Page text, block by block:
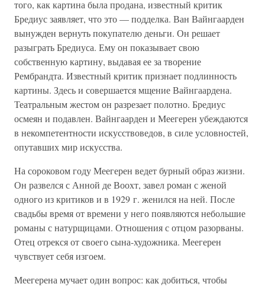
того, как картина была продана, известный критик
Бредиус заявляет, что это — подделка. Ван Вайнгаарден
вынужден вернуть покупателю деньги. Он решает
разыграть Бредиуса. Ему он показывает свою
собственную картину, выдавая ее за творение
Рембрандта. Известный критик признает подлинность
картины. Здесь и совершается мщение Вайнгаардена.
Театральным жестом он разрезает полотно. Бредиус
осмеян и подавлен. Вайнгаарден и Меегерен убеждаются
в некомпетентности искусствоведов, в силе условностей,
опутавших мир искусства.
На сороковом году Меегерен ведет бурный образ жизни.
Он развелся с Анной де Воохт, завел роман с женой
одного из критиков и в 1929 г. женился на ней. После
свадьбы время от времени у него появляются небольшие
романы с натурщицами. Отношения с отцом разорваны.
Отец отрекся от своего сына-художника. Меегерен
чувствует себя изгоем.
Меегерена мучает один вопрос: как добиться, чтобы